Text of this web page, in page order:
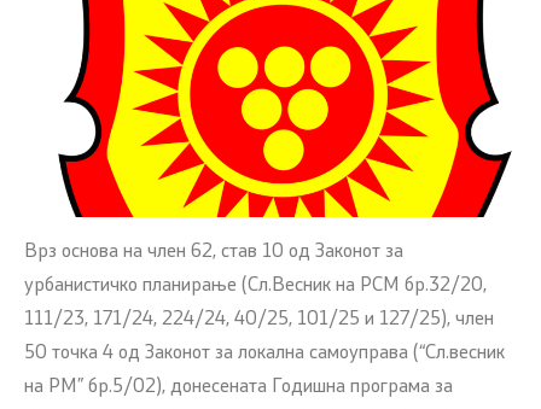
Врз основа на член 62, став 10 од Законот за
урбанистичко планирање (Сл.Весник на РСМ бр.32/20,
111/23, 171/24, 224/24, 40/25, 101/25 и 127/25), член
50 точка 4 од Законот за локална самоуправа (“Сл.весник
на РМ” бр.5/02), донесената Годишна програма за